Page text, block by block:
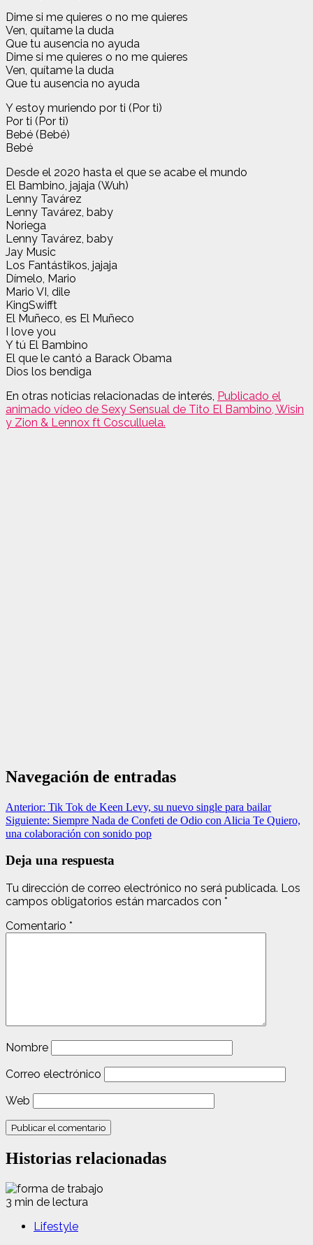
Dime si me quieres o no me quieres
Ven, quítame la duda
Que tu ausencia no ayuda
Dime si me quieres o no me quieres
Ven, quítame la duda
Que tu ausencia no ayuda
Y estoy muriendo por ti (Por ti)
Por ti (Por ti)
Bebé (Bebé)
Bebé
Desde el 2020 hasta el que se acabe el mundo
El Bambino, jajaja (Wuh)
Lenny Tavárez
Lenny Tavárez, baby
Noriega
Lenny Tavárez, baby
Jay Music
Los Fantástikos, jajaja
Dímelo, Mario
Mario VI, dile
KingSwifft
El Muñeco, es El Muñeco
I love you
Y tú El Bambino
El que le cantó a Barack Obama
Dios los bendiga
En otras noticias relacionadas de interés, Publicado el
animado vídeo de Sexy Sensual de Tito El Bambino, Wisin
y Zion & Lennox ft Cosculluela.
Navegación de entradas
Anterior: Tik Tok de Keen Levy, su nuevo single para bailar
Siguiente: Siempre Nada de Confeti de Odio con Alicia Te Quiero,
una colaboración con sonido pop
Deja una respuesta
Tu dirección de correo electrónico no será publicada. Los
campos obligatorios están marcados con *
Comentario *
Nombre
Correo electrónico
Web
Historias relacionadas
3 min de lectura
Lifestyle